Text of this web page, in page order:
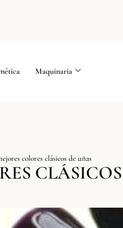
Maquinaria
colores clásicos de uñas